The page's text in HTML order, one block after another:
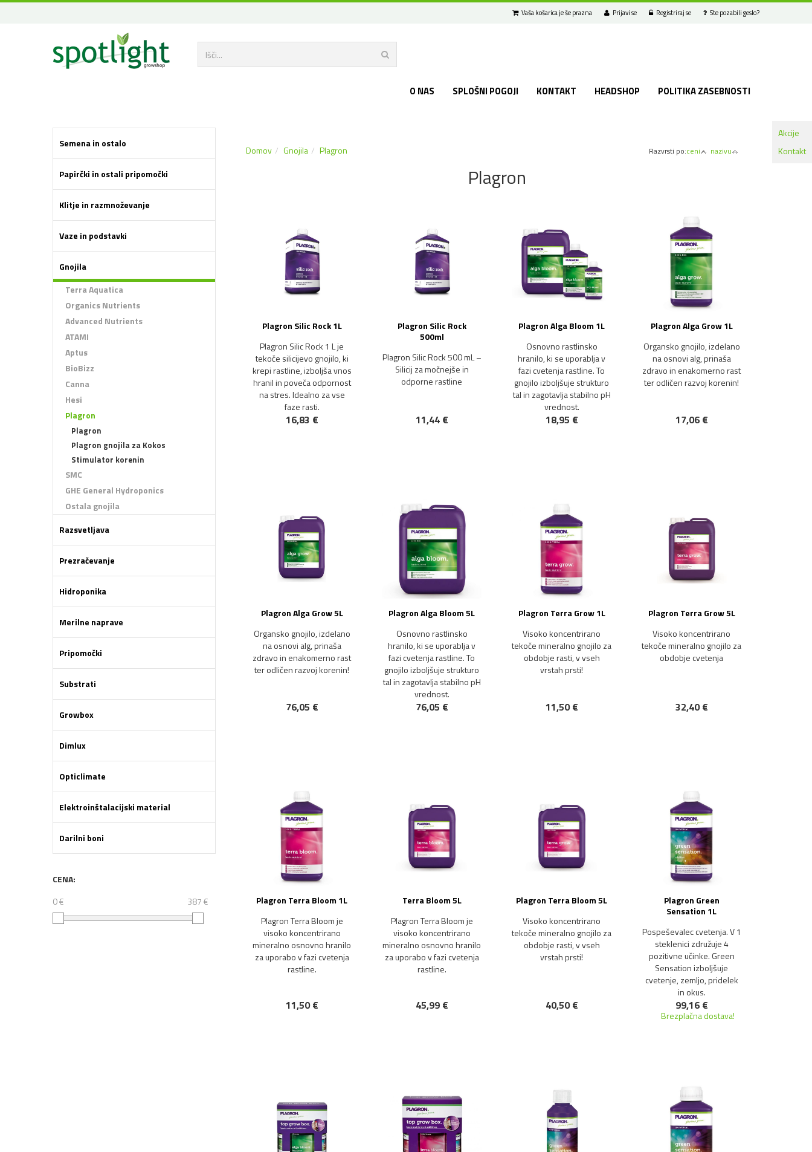
Akcije
Kontakt
Prijavi se Registriraj se Ste pozabili geslo?
Vaša košarica je še prazna
O NAS SPLOŠNI POGOJI KONTAKT HEADSHOP POLITIKA ZASEBNOSTI
Semena in ostalo
Papirčki in ostali pripomočki
Klitje in razmnoževanje
Vaze in podstavki
Gnojila
Terra Aquatica
Organics Nutrients
Advanced Nutrients
ATAMI
Aptus
BioBizz
Canna
Hesi
Plagron
Plagron
Plagron gnojila za Kokos
Stimulator korenin
SMC
GHE General Hydroponics
Ostala gnojila
Razsvetljava
Prezračevanje
Hidroponika
Merilne naprave
Pripomočki
Substrati
Growbox
Dimlux
Opticlimate
Elektroinštalacijski material
Darilni boni
CENA:
0 €
387 €
Domov Gnojila Plagron Razvrsti po:ceni nazivu
Plagron
Plagron Silic Rock 1L
Plagron Silic Rock 1 L je
tekoče silicijevo gnojilo, ki
krepi rastline, izboljša vnos
hranil in poveča odpornost
na stres. Idealno za vse
faze rasti.
16,83 €
Plagron Silic Rock
500ml
Plagron Silic Rock 500 mL –
Silicij za močnejše in
odporne rastline
11,44 €
Plagron Alga Bloom 1L
Osnovno rastlinsko
hranilo, ki se uporablja v
fazi cvetenja rastline. To
gnojilo izboljšuje strukturo
tal in zagotavlja stabilno pH
vrednost.
18,95 €
Plagron Alga Grow 1L
Organsko gnojilo, izdelano
na osnovi alg, prinaša
zdravo in enakomerno rast
ter odličen razvoj korenin!
17,06 €
Plagron Alga Grow 5L
Organsko gnojilo, izdelano
na osnovi alg, prinaša
zdravo in enakomerno rast
ter odličen razvoj korenin!
76,05 €
Plagron Alga Bloom 5L
Osnovno rastlinsko
hranilo, ki se uporablja v
fazi cvetenja rastline. To
gnojilo izboljšuje strukturo
tal in zagotavlja stabilno pH
vrednost.
76,05 €
Plagron Terra Grow 1L
Visoko koncentrirano
tekoče mineralno gnojilo za
obdobje rasti, v vseh
vrstah prsti!
11,50 €
Plagron Terra Grow 5L
Visoko koncentrirano
tekoče mineralno gnojilo za
obdobje cvetenja
32,40 €
Plagron Terra Bloom 1L
Plagron Terra Bloom je
visoko koncentrirano
mineralno osnovno hranilo
za uporabo v fazi cvetenja
rastline.
11,50 €
Terra Bloom 5L
Plagron Terra Bloom je
visoko koncentrirano
mineralno osnovno hranilo
za uporabo v fazi cvetenja
rastline.
45,99 €
Plagron Terra Bloom 5L
Visoko koncentrirano
tekoče mineralno gnojilo za
obdobje rasti, v vseh
vrstah prsti!
40,50 €
Brezplačna dostava!
Plagron Green
Sensation 1L
Pospeševalec cvetenja. V 1
steklenici združuje 4
pozitivne učinke. Green
Sensation izboljšuje
cvetenje, zemljo, pridelek
in okus.
99,16 €